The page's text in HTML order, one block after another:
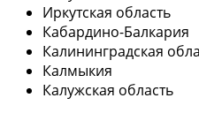
Иркутская область
Кабардино-Балкария
Калининградская
Калмыкия
Калужская область